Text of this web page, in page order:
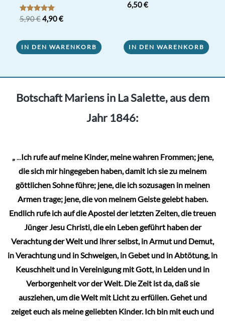
Bewertet mit
5.00
5,90€ Ursprünglicher
5,90 €
4,90€Aktueller
4,90 €.
IN DEN WARENKORB
Bewertet mit
5.00
6,50€
IN DEN WARENKORB
Botschaft Mariens in La Salette, aus dem
Jahr 1846:
„...Ich rufe auf meine Kinder, meine wahren Frommen; jene,
die sich mir hingegeben haben, damit ich sie zu meinem
göttlichen Sohne führe; jene, die ich sozusagen in meinen
Armen trage; jene, die von meinem Geiste gelebt haben.
Endlich rufe ich auf die Apostel der letzten Zeiten, die treuen
Jünger Jesu Christi, die ein Leben geführt haben der
Verachtung der Welt und ihrer selbst, in Armut und Demut,
in Verachtung und in Schweigen, in Gebet und in Abtötung, in
Keuschheit und in Vereinigung mit Gott, in Leiden und in
Verborgenheit vor der Welt. Die Zeit ist da, daß sie
ausziehen, um die Welt mit Licht zu erfüllen. Gehet und
zeiget euch als meine geliebten Kinder. Ich bin mit euch und